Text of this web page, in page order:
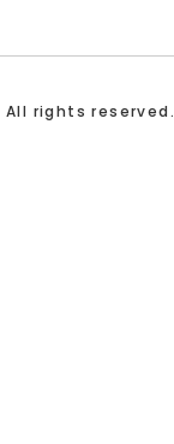
All rights reserved.